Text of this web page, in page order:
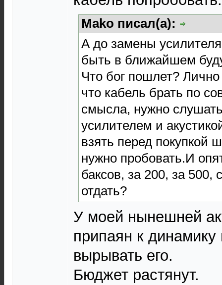
Mako писал(а):
А до замены
быть в ближайшем
Что бог пошлет?
что кабель брать по
смысла, нужно
усилителем и
взять перед покупкой
нужно пробовать.И
баксов, за 200, за 500,
отдать?
У моей нынешней
припаян к
вырывать его.
Бюджет растянут.